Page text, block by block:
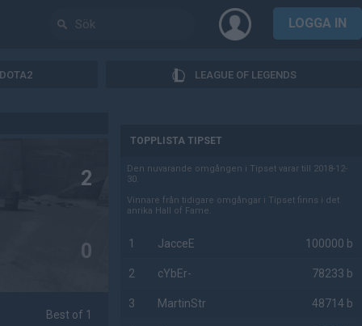
LOGGA IN
DOTA2 LEAGUE OF LEGENDS
2
0
Best of 1
TOPPLISTA TIPSET
Den nuvarande omgången i Tipset varar till 2018-12-
30.
Vinnare från tidigare omgångar i Tipset finns i det
anrika Hall of Fame.
1 JacceE 100000 b
2 cYbEr- 78233 b
3 MartinStr 48714 b